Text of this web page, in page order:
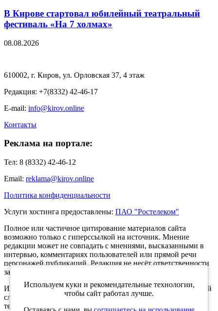
В Кирове стартовал юбилейный театральный
фестиваль «На 7 холмах»
08.08.2026
610002, г. Киров, ул. Орловская 37, 4 этаж
Редакция: +7(8332) 42-46-17
E-mail: info@kirov.online
Контакты
Реклама на портале:
Тел: 8 (8332) 42-46-12
Email: reklama@kirov.online
Политика конфиденциальности
Услуги хостинга предоставлены: ПАО "Ростелеком"
Полное или частичное цитирование материалов сайта
возможно только с гиперссылкой на источник. Мнение
редакции может не совпадать с мнениями, высказанными в
интервью, комментариях пользователей или прямой речи
персонажей публикаций. Редакция не несёт ответственности
за текст комментариев читателей.
Интернет-портал Kirov.online зарегистрирован в Федеральной
службе по надзору в сфере связи, информационных
технологий и массовых коммуникаций (Роскомнадзор) 5
Используем куки и рекомендательные технологии,
чтобы сайт работал лучше.